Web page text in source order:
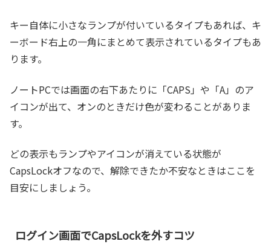
キー自体に小さなランプが付いているタイプもあれば、キ
ーボード右上の一角にまとめて表示されているタイプもあ
ります。
ノートPCでは画面の右下あたりに「CAPS」や「A」のア
イコンが出て、オンのときだけ色が変わることがありま
す。
どの表示もランプやアイコンが消えている状態が
CapsLockオフなので、解除できたか不安なときはここを
目安にしましょう。
ログイン画面でCapsLockを外すコツ